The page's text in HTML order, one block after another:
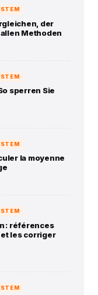
der
Methoden
sperren Sie
la moyenne
: références
les corriger